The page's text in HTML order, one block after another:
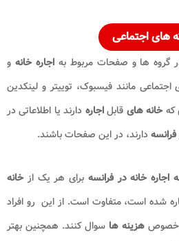
های اجتماعی
گروه ها و صفحات مربوط بهاجاره خانه و
مانند فیسبوک، توییتر و لینکدین
کهخانه های قابلاجاره دارند یا اطلاعاتی در
فرانسهدارند، در این صفحات باشند.
اجاره خانه در فرانسه برای هر یک ازخانه
شده است، متفاوت است. از این رو افراد
در خصوصهزینه هاسوال کنند. همچنین بهتر